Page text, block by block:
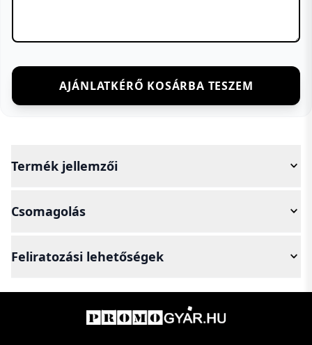
AJÁNLATKÉRŐ KOSÁRBA TESZEM
Termék jellemzői
Csomagolás
Feliratozási lehetőségek